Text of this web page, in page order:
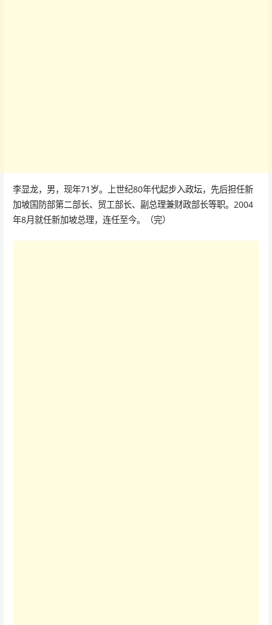
李显龙，男，现年71岁。上世纪80年代起步入政坛，先后担任新
加坡国防部第二部长、贸工部长、副总理兼财政部长等职。2004
年8月就任新加坡总理，连任至今。（完）